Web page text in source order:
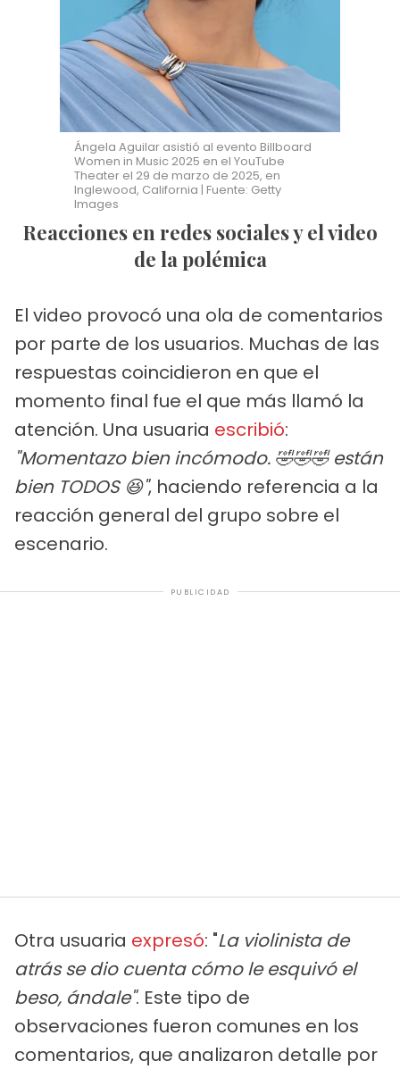
Ángela Aguilar asistió al evento Billboard
Women in Music 2025 en el YouTube
Theater el 29 de marzo de 2025, en
Inglewood, California | Fuente: Getty
Images
Reacciones en redes sociales y el video
de la polémica
El video provocó una ola de comentarios
por parte de los usuarios. Muchas de las
respuestas coincidieron en que el
momento final fue el que más llamó la
atención. Una usuaria escribió:
"Momentazo bien incómodo. 🤣🤣🤣 están
bien TODOS 😆", haciendo referencia a la
reacción general del grupo sobre el
escenario.
PUBLICIDAD
Otra usuaria expresó: "La violinista de
atrás se dio cuenta cómo le esquivó el
beso, ándale". Este tipo de
observaciones fueron comunes en los
comentarios, que analizaron detalle por